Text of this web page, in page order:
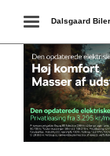
Toggle
navigation
Dalsgaard